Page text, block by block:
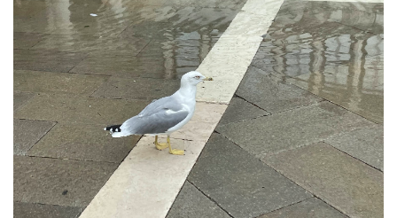
昨日ぶりのサンマルコ広場です。
えーと、あのー・・・